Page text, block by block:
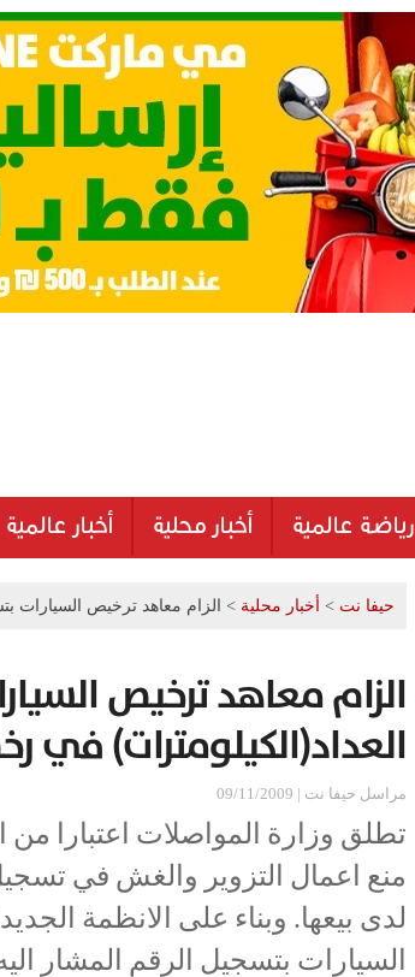
رياضة عالمية أخبار محلية أخبار عالمية
حيفا نت > أخبار محلية > الزام معاهد ترخيص السيارات
الزام معاهد ترخيص
العداد(الكيلومترات) في
مراسل حيفا نت | 09/11/2009
تطلق وزارة المواصلات اعتبارا من
منع اعمال التزوير والغش في
لدى بيعها. وبناء على الانظمة
السيارات بتسجيل الرقم المشار